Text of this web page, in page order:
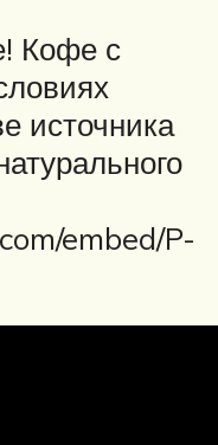
Кофе с
источника
embed/P-